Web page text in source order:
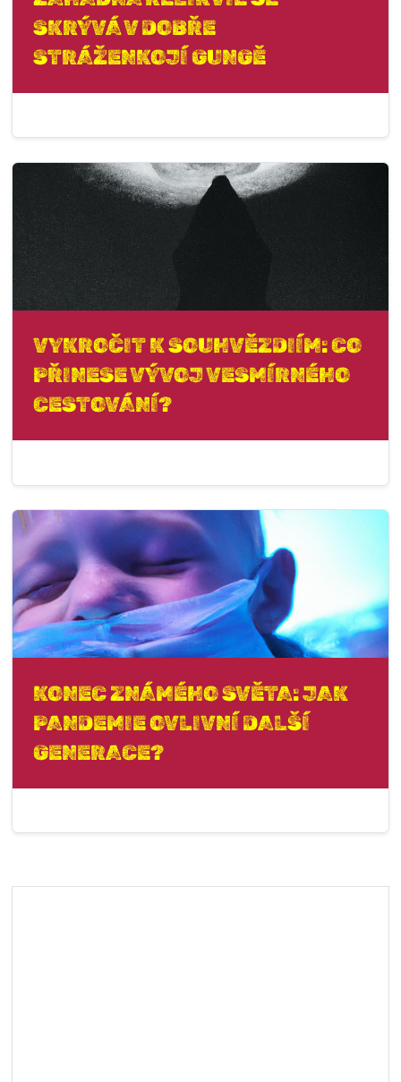
SKRÝVÁ V DOBŘE
STRÁŽENKOJÍ GUNGĚ
VYKROČIT K SOUHVĚZDIÍM: CO
PŘINESE VÝVOJ VESMÍRNÉHO
CESTOVÁNÍ?
KONEC ZNÁMÉHO SVĚTA: JAK
PANDEMIE OVLIVNÍ DALŠÍ
GENERACE?